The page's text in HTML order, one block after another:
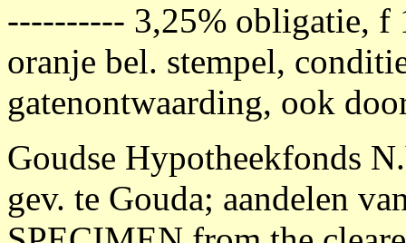
---------- 3,25% obligatie, f
oranje bel. stempel,
gatenontwaarding, ook
Goudse Hypotheekfonds
gev. te Gouda; aandelen